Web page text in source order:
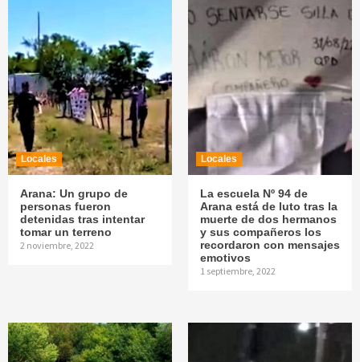
Locales
Arana: Un grupo de
personas fueron
detenidas tras intentar
tomar un terreno
2 noviembre, 2022
Locales
La escuela Nº 94 de
Arana está de luto tras la
muerte de dos hermanos
y sus compañeros los
recordaron con mensajes
emotivos
1 septiembre, 2022